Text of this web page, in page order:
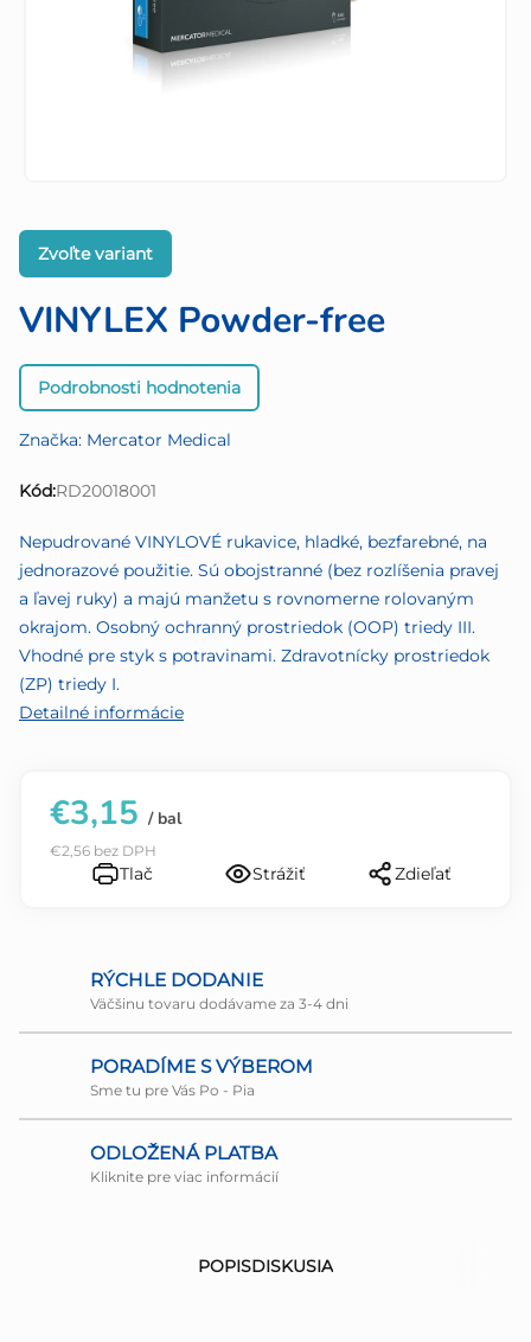
VINYLEX Powder-free
Priemerné
hodnotenie
je
0,0
5
hviezdičiek.
Podrobnosti hodnotenia
Značka: Mercator Medical
Kód:RD20018001
Zvoľte variant
Nepudrované VINYLOVÉ rukavice, hladké, bezfarebné, na
jednorazové použitie. Sú obojstranné (bez rozlíšenia pravej
a ľavej ruky) a majú manžetu s rovnomerne rolovaným
okrajom. Osobný ochranný prostriedok (OOP) triedy III.
Vhodné pre styk s potravinami. Zdravotnícky prostriedok
(ZP) triedy I.
Detailné informácie
€3,15 / bal
€2,56 bez DPH
Tlač Strážiť Zdieľať
RÝCHLE DODANIE
Väčšinu tovaru dodávame za 3-4 dni
PORADÍME S VÝBEROM
Sme tu pre Vás Po - Pia
ODLOŽENÁ PLATBA
Kliknite pre viac informácií
POPISDISKUSIA